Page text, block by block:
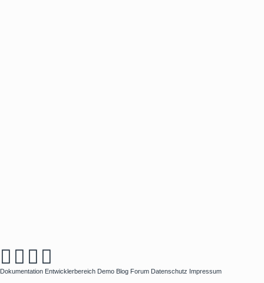
Dokumentation Entwicklerbereich Demo Blog Forum Datenschutz Impressum